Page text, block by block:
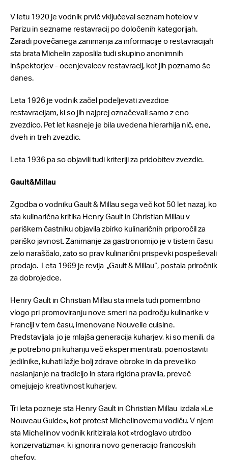
V letu 1920 je vodnik prvič vključeval seznam hotelov v
Parizu in sezname restavracij po določenih kategorijah.
Zaradi povečanega zanimanja za informacije o restavracijah
sta brata Michelin zaposlila tudi skupino anonimnih
inšpektorjev - ocenjevalcev restavracij, kot jih poznamo še
danes.
Leta 1926 je vodnik začel podeljevati zvezdice
restavracijam, ki so jih najprej označevali samo z eno
zvezdico. Pet let kasneje je bila uvedena hierarhija nič, ene,
dveh in treh zvezdic.
Leta 1936 pa so objavili tudi kriteriji za pridobitev zvezdic.
Gault&Millau
Zgodba o vodniku Gault & Millau sega več kot 50 let nazaj, ko
sta kulinarična kritika Henry Gault in Christian Millau v
pariškem častniku objavila zbirko kulinaričnih priporočil za
pariško javnost. Zanimanje za gastronomijo je v tistem času
zelo naraščalo, zato so prav kulinarični prispevki pospeševali
prodajo. Leta 1969 je revija „Gault & Millau“, postala priročnik
za dobrojedce.
Henry Gault in Christian Millau sta imela tudi pomembno
vlogo pri promoviranju nove smeri na področju kulinarike v
Franciji v tem času, imenovane Nouvelle cuisine.
Predstavljala jo je mlajša generacija kuharjev, ki so menili, da
je potrebno pri kuhanju več eksperimentirati, poenostaviti
jedilnike, kuhati lažje bolj zdrave obroke in da preveliko
naslanjanje na tradicijo in stara rigidna pravila, preveč
omejujejo kreativnost kuharjev.
Tri leta pozneje sta Henry Gault in Christian Millau izdala »Le
Nouveau Guide«, kot protest Michelinovemu vodiču. V njem
sta Michelinov vodnik kritizirala kot »trdoglavo utrdbo
konzervatizma«, ki ignorira novo generacijo francoskih
chefov.